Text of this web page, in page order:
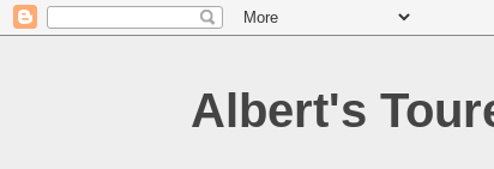
Albert's